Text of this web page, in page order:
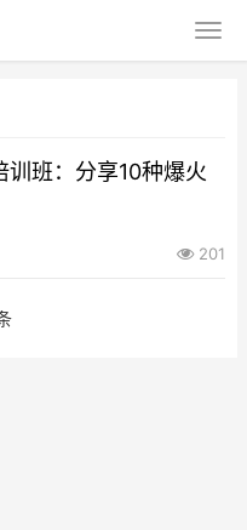
训班：分享10种爆火
201